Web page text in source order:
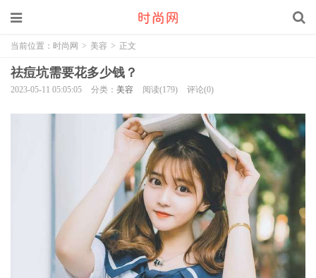
当前位置： 时尚网 > 美容 > 正文
祛痘坑需要花多少钱？
2023-05-11 05:05:05 分类： 美容 阅读(179) 评论(0)